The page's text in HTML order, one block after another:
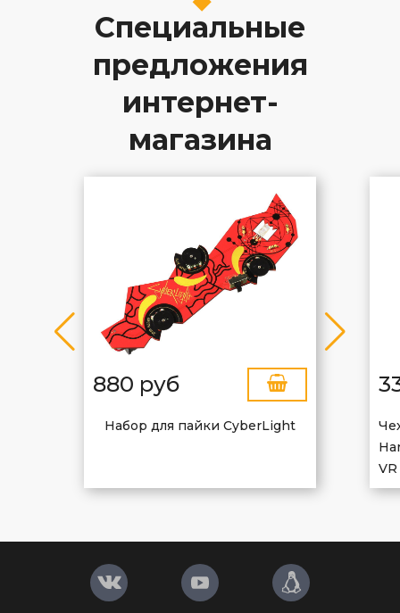
Специальные
предложения
интернет-
магазина
880 руб
Набор для пайки CyberLight
VR